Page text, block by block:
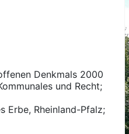
Denkmals 2000
und Recht;
Erbe, Rheinland-Pfalz;